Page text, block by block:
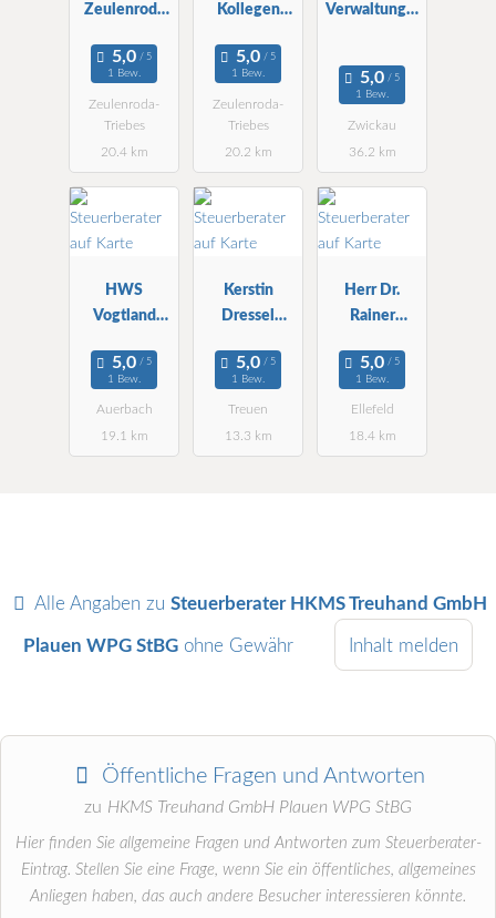
Zeulenroda
und StBG
mbH
1 Bew.
Zeulenroda-
Triebes
20.4 km
Kollegen
GmbH StBG
1 Bew.
Zeulenroda-
Triebes
20.2 km
Verwaltungs-
1 Bew.
Zwickau
36.2 km
HWS
Vogtland
1 Bew.
Auerbach
19.1 km
Kerstin
Dressel
in
1 Bew.
Treuen
13.3 km
Herr Dr.
Rainer
Ellefeld
1 Bew.
Ellefeld
18.4 km
Alle Angaben zu Steuerberater HKMS Treuhand GmbH
Plauen WPG StBG ohne Gewähr Inhalt melden
Öffentliche Fragen und Antworten
zu HKMS Treuhand GmbH Plauen WPG StBG
Hier finden Sie allgemeine Fragen und Antworten zum Steuerberater-
Eintrag. Stellen Sie eine Frage, wenn Sie ein öffentliches, allgemeines
Anliegen haben, das auch andere Besucher interessieren könnte.